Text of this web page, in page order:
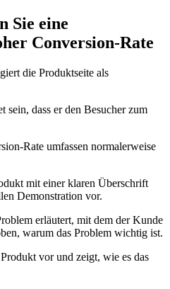
Sie eine
Conversion-Rate
die Produktseite als
sein, dass er den Besucher zum
Rate umfassen normalerweise
mit einer klaren Überschrift
Demonstration vor.
erläutert, mit dem der Kunde
warum das Problem wichtig ist.
vor und zeigt, wie es das